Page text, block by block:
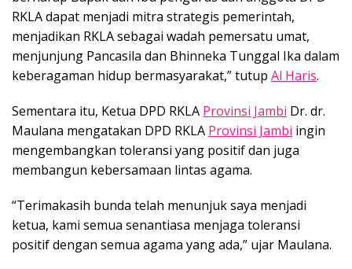
RKLA dapat menjadi mitra strategis pemerintah,
menjadikan RKLA sebagai wadah pemersatu umat,
menjunjung Pancasila dan Bhinneka Tunggal Ika dalam
keberagaman hidup bermasyarakat,” tutup Al Haris.
Sementara itu, Ketua DPD RKLA Provinsi Jambi Dr. dr.
Maulana mengatakan DPD RKLA Provinsi Jambi ingin
mengembangkan toleransi yang positif dan juga
membangun kebersamaan lintas agama.
“Terimakasih bunda telah menunjuk saya menjadi
ketua, kami semua senantiasa menjaga toleransi
positif dengan semua agama yang ada,” ujar Maulana.